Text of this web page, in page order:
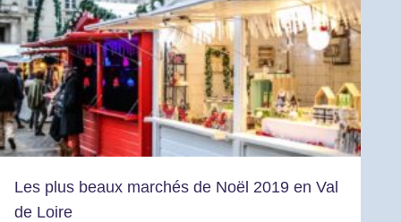
Les plus beaux marchés de Noël 2019 en Val
de Loire